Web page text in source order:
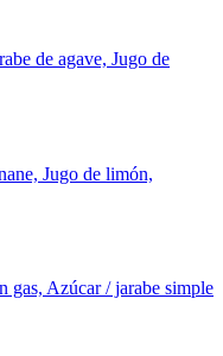
de agave, Jugo de
Jugo de limón,
gas, Azúcar / jarabe simple